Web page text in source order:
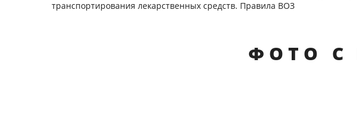
транспортирования лекарственных средств. Правила ВОЗ
ФОТО С